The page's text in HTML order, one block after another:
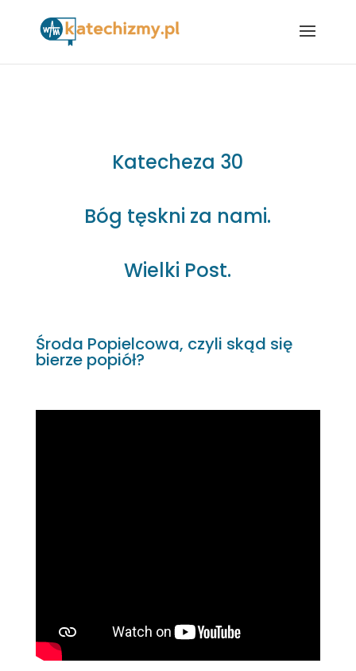
Katecheza 30
Bóg tęskni za nami.
Wielki Post.
Środa Popielcowa, czyli skąd się
bierze popiół?